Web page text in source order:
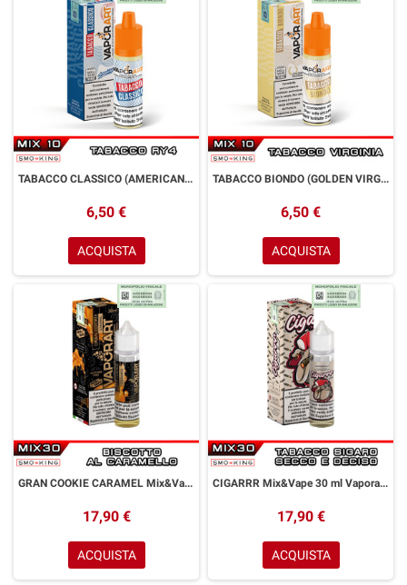
TABACCO CLASSICO (AMERICAN DREAM) Mini Mix&Vape 10 ml VAPORART Tabacco RY4
6,50 €
ACQUISTA
TABACCO BIONDO (GOLDEN VIRGINIA) Mini Mix&Vape 10 ml VAPORART Tabacco Virginia
6,50 €
ACQUISTA
GRAN COOKIE CARAMEL Mix&Vape 30 ml Vaporart
17,90 €
ACQUISTA
CIGARRR Mix&Vape 30 ml Vaporart Sigaro
17,90 €
ACQUISTA